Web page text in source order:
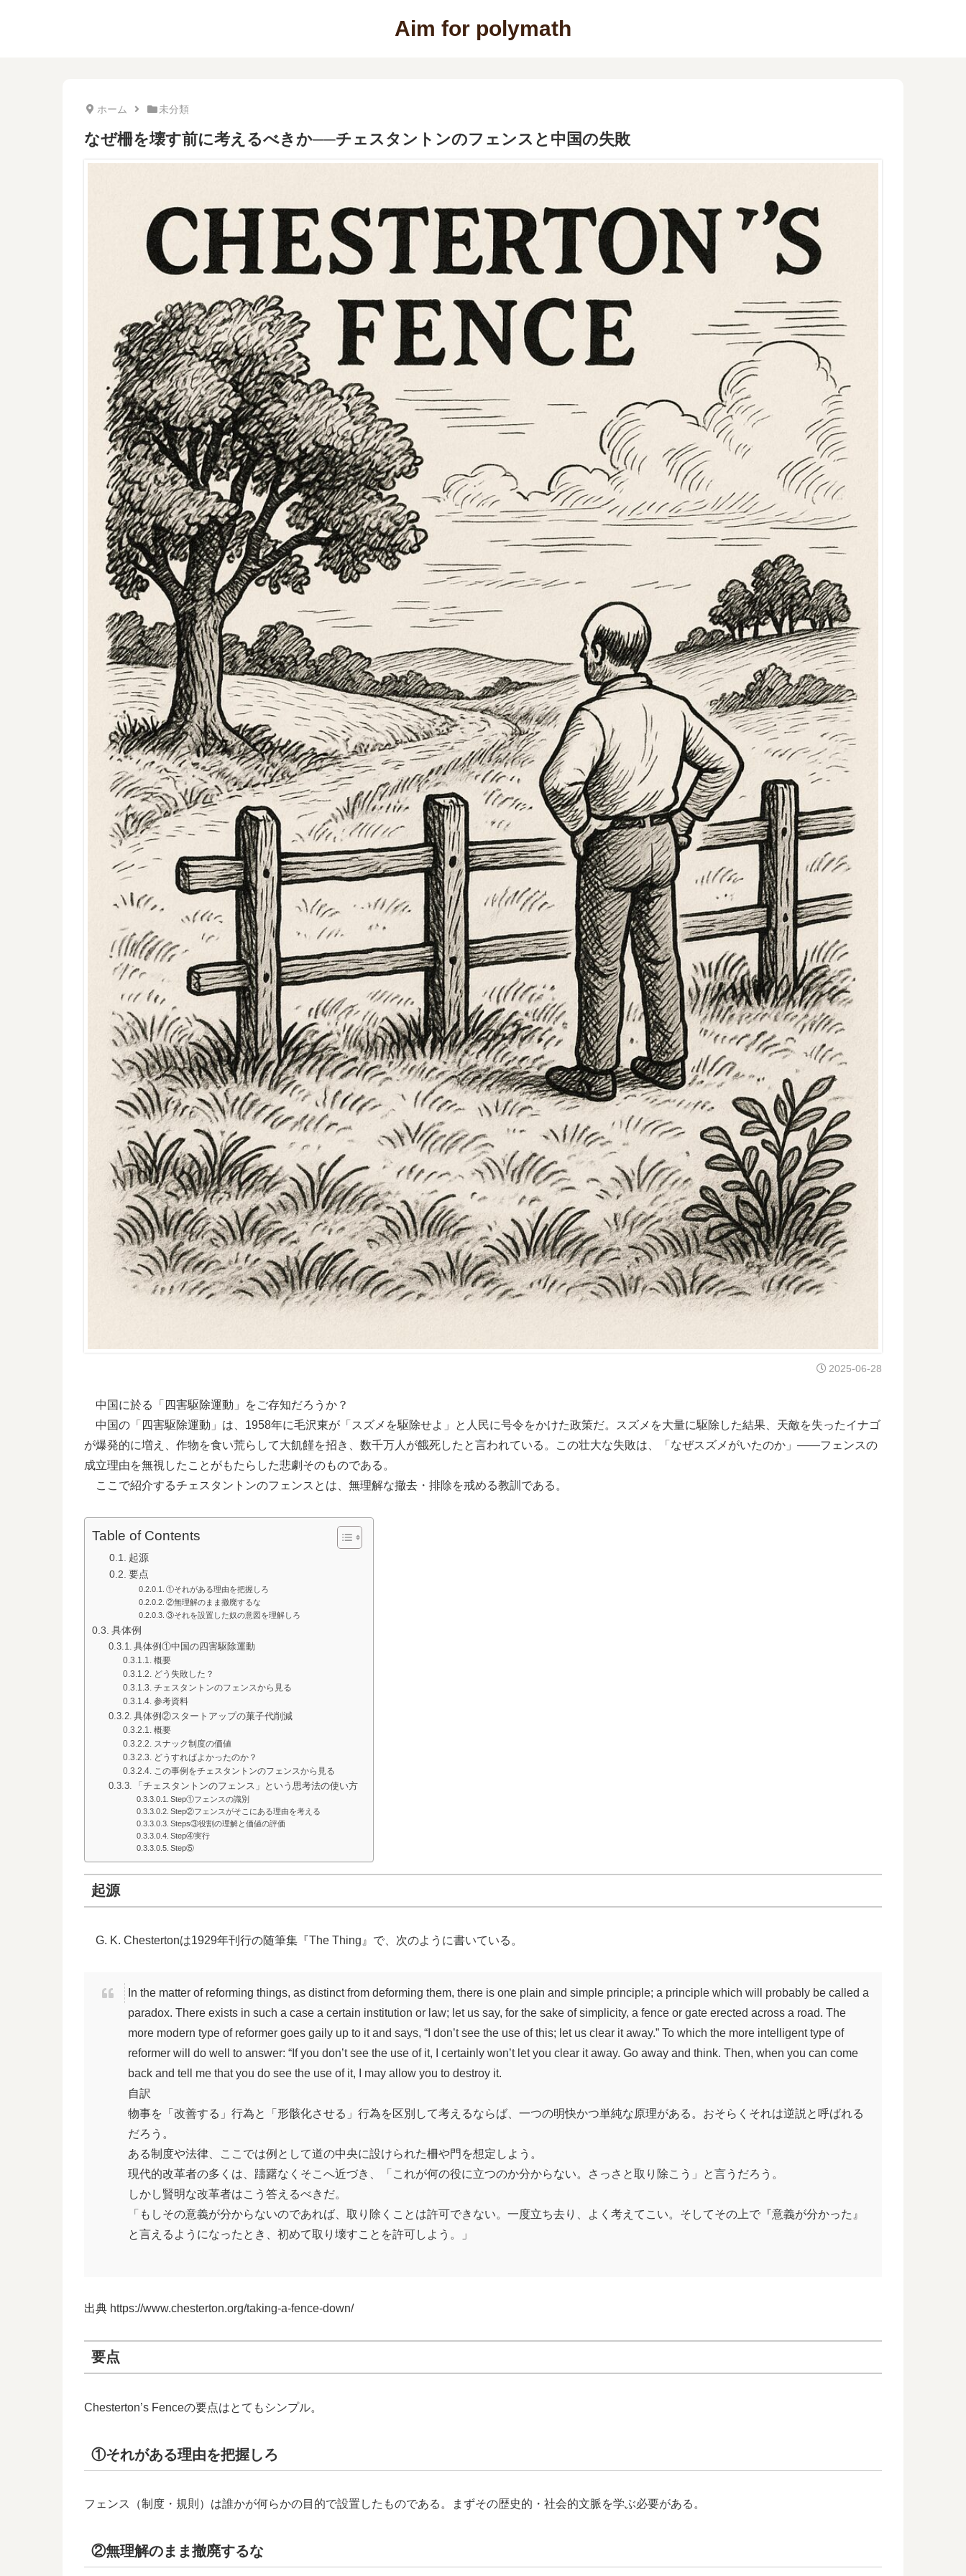
Aim for polymath
ホーム 未分類
なぜ柵を壊す前に考えるべきか──チェスタントンのフェンスと中国の失敗
2025-06-28
中国に於る「四害駆除運動」をご存知だろうか？
中国の「四害駆除運動」は、1958年に毛沢東が「スズメを駆除せよ」と人民に号令をかけた政策だ。スズメを大量に駆除した結果、天敵を失ったイナゴ
が爆発的に増え、作物を食い荒らして大飢饉を招き、数千万人が餓死したと言われている。この壮大な失敗は、「なぜスズメがいたのか」――フェンスの
成立理由を無視したことがもたらした悲劇そのものである。
ここで紹介するチェスタントンのフェンスとは、無理解な撤去・排除を戒める教訓である。
Table of Contents
起源
要点
①それがある理由を把握しろ
②無理解のまま撤廃するな
③それを設置した奴の意図を理解しろ
具体例
具体例①中国の四害駆除運動
概要
どう失敗した？
チェスタントンのフェンスから見る
参考資料
具体例②スタートアップの菓子代削減
概要
スナック制度の価値
どうすればよかったのか？
この事例をチェスタントンのフェンスから見る
「チェスタントンのフェンス」という思考法の使い方
Step①フェンスの識別
Step②フェンスがそこにある理由を考える
Steps③役割の理解と価値の評価
Step④実行
Step⑤
起源
G. K. Chestertonは1929年刊行の随筆集『The Thing』で、次のように書いている。
In the matter of reforming things, as distinct from deforming them, there is one plain and simple principle; a principle which will probably be called a
paradox. There exists in such a case a certain institution or law; let us say, for the sake of simplicity, a fence or gate erected across a road. The
more modern type of reformer goes gaily up to it and says, “I don’t see the use of this; let us clear it away.” To which the more intelligent type of
reformer will do well to answer: “If you don’t see the use of it, I certainly won’t let you clear it away. Go away and think. Then, when you can come
back and tell me that you do see the use of it, I may allow you to destroy it.
自訳
物事を「改善する」行為と「形骸化させる」行為を区別して考えるならば、一つの明快かつ単純な原理がある。おそらくそれは逆説と呼ばれる
だろう。
ある制度や法律、ここでは例として道の中央に設けられた柵や門を想定しよう。
現代的改革者の多くは、躊躇なくそこへ近づき、「これが何の役に立つのか分からない。さっさと取り除こう」と言うだろう。
しかし賢明な改革者はこう答えるべきだ。
「もしその意義が分からないのであれば、取り除くことは許可できない。一度立ち去り、よく考えてこい。そしてその上で『意義が分かった』
と言えるようになったとき、初めて取り壊すことを許可しよう。」
出典 https://www.chesterton.org/taking-a-fence-down/
要点
Chesterton’s Fenceの要点はとてもシンプル。
①それがある理由を把握しろ
フェンス（制度・規則）は誰かが何らかの目的で設置したものである。まずその歴史的・社会的文脈を学ぶ必要がある。
②無理解のまま撤廃するな